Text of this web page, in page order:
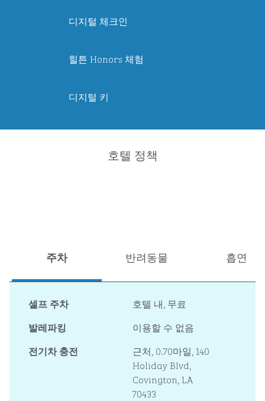
디지털 체크인
힐튼 Honors 체험
디지털 키
호텔 정책
주차 반려동물 흡연
셀프 주차 호텔 내, 무료
발레파킹
이용할 수 없음
전기차 충전
근처, 0.70마일, 140
Holiday Blvd,
Covington, LA
70433